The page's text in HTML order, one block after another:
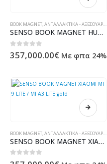
BOOK MAGNET,ΑΝΤΑΛΛΑΚΤΙΚΆ - ΑΞΕΣΟΥΆΡ ΥΠΟΛΟΓΙΣΤΏΝ - ΗΛΕΚΤΡΟΝΙΚΆ
SENSO BOOK MAGNET HUAWEI P20 LITE 2019 black
0out of 5
357,000.00€ Με φπα 24%
BOOK MAGNET,ΑΝΤΑΛΛΑΚΤΙΚΆ - ΑΞΕΣΟΥΆΡ ΥΠΟΛΟΓΙΣΤΏΝ - ΗΛΕΚΤΡΟΝΙΚΆ
SENSO BOOK MAGNET XIAOMI MI 9 LITE / MI A3 LITE gold
0 out of 5